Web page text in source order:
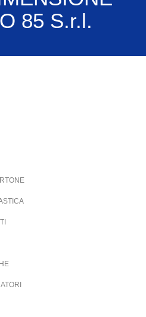
85 S.r.l.